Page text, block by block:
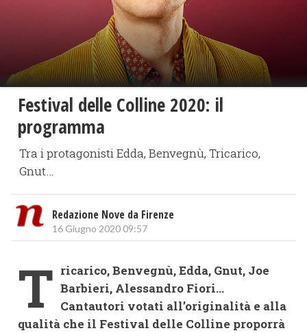
Festival delle Colline 2020: il
programma
Tra i protagonisti Edda, Benvegnù, Tricarico,
Gnut…
Redazione Nove da Firenze
16 Giugno 2020 09:57
T ricarico, Benvegnù, Edda, Gnut, Joe
Barbieri, Alessandro Fiori…
Cantautori votati all’originalità e alla
qualità che il Festival delle Colline proporrà